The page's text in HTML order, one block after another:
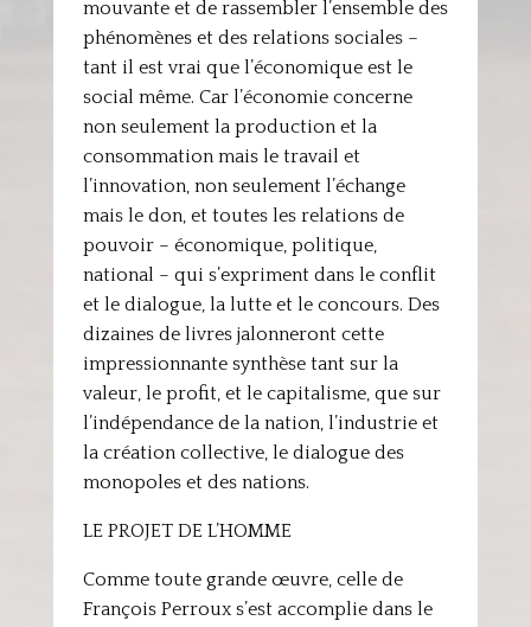
mouvante et de rassembler l’ensemble des
phénomènes et des relations sociales –
tant il est vrai que l’économique est le
social même. Car l’économie concerne
non seulement la production et la
consommation mais le travail et
l’innovation, non seulement l’échange
mais le don, et toutes les relations de
pouvoir – économique, politique,
national – qui s’expriment dans le conflit
et le dialogue, la lutte et le concours. Des
dizaines de livres jalonneront cette
impressionnante synthèse tant sur la
valeur, le profit, et le capitalisme, que sur
l’indépendance de la nation, l’industrie et
la création collective, le dialogue des
monopoles et des nations.
LE PROJET DE L’HOMME
Comme toute grande œuvre, celle de
François Perroux s’est accomplie dans le